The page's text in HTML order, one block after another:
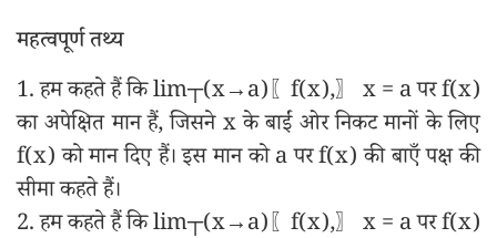
महत्वपूर्ण तथ्य
1. हम कहते हैं कि lim┬(x→a)⁡〖f(x),〗 x = a पर f(x)
का अपेक्षित मान हैं, जिसने x के बाईं ओर निकट मानों के लिए
f(x) को मान दिए हैं। इस मान को a पर f(x) की बाएँ पक्ष की
सीमा कहते हैं।
2. हम कहते हैं कि lim┬(x→a)⁡〖f(x),〗 x = a पर f(x)